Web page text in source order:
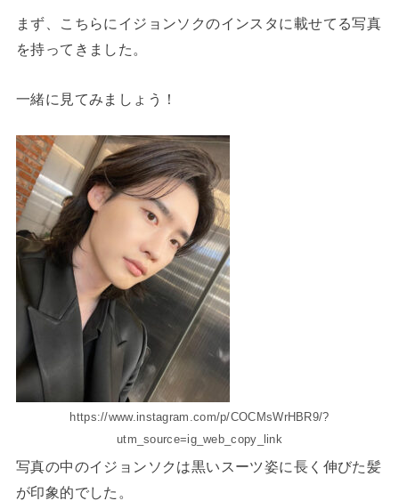
まず、こちらにイジョンソクのインスタに載せてる写真
を持ってきました。
一緒に見てみましょう！
https://www.instagram.com/p/COCMsWrHBR9/?
utm_source=ig_web_copy_link
写真の中のイジョンソクは黒いスーツ姿に長く伸びた髪
が印象的でした。